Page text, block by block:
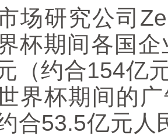
场研究公司
杯期间各国
（约合154亿
界杯期间的
合53.5亿元人